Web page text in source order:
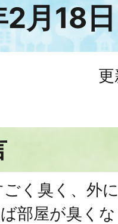
2月18
く臭く、外
部屋が臭く